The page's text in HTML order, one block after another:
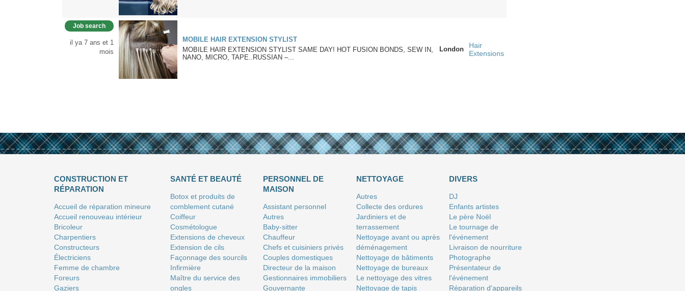
Job search
il ya 7 ans et 1
mois
MOBILE HAIR EXTENSION STYLIST
MOBILE HAIR EXTENSION STYLIST SAME DAY! HOT FUSION BONDS, SEW IN,
NANO, MICRO, TAPE..RUSSIAN –...
London
Hair
Extensions
CONSTRUCTION ET
RÉPARATION
Accueil de réparation mineure
Accueil renouveau intérieur
Bricoleur
Charpentiers
Constructeurs
Électriciens
Femme de chambre
Foreurs
Gaziers
SANTÉ ET BEAUTÉ
Botox et produits de
comblement cutané
Coiffeur
Сosmétologue
Extensions de cheveux
Extension de cils
Façonnage des sourcils
Infirmière
Maître du service des
ongles
PERSONNEL DE
MAISON
Assistant personnel
Autres
Baby-sitter
Chauffeur
Chefs et cuisiniers privés
Couples domestiques
Directeur de la maison
Gestionnaires immobiliers
Gouvernante
NETTOYAGE
Autres
Collecte des ordures
Jardiniers et de
terrassement
Nettoyage avant ou après
déménagement
Nettoyage de bâtiments
Nettoyage de bureaux
Le nettoyage des vitres
Nettoyage de tapis
DIVERS
DJ
Enfants artistes
Le père Noël
Le tournage de
l'événement
Livraison de nourriture
Photographe
Présentateur de
l'événement
Réparation d'appareils